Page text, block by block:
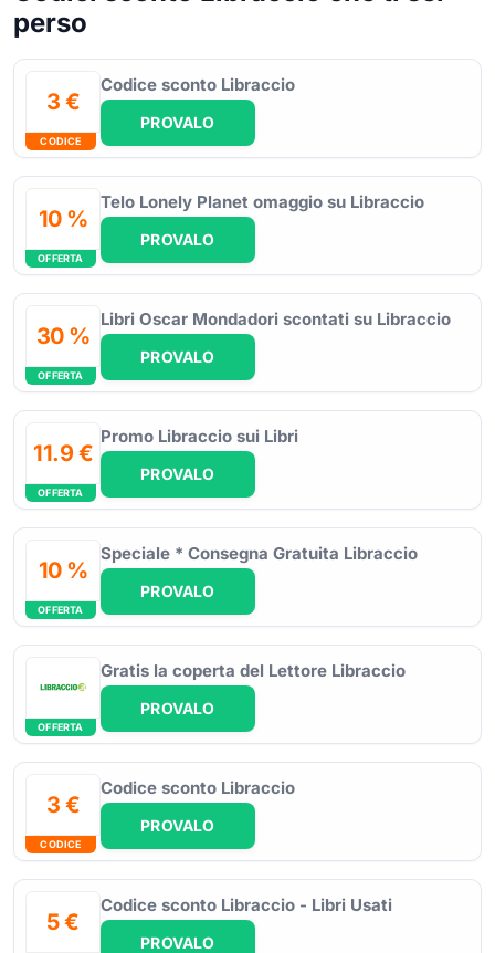
perso
3 €
CODICE
Codice sconto Libraccio
PROVALO
10 %
OFFERTA
Telo Lonely Planet omaggio su Libraccio
PROVALO
30 %
OFFERTA
Libri Oscar Mondadori scontati su Libraccio
PROVALO
11.9 €
OFFERTA
Promo Libraccio sui Libri
PROVALO
10 %
OFFERTA
Speciale * Consegna Gratuita Libraccio
PROVALO
OFFERTA
Gratis la coperta del Lettore Libraccio
PROVALO
3 €
CODICE
Codice sconto Libraccio
PROVALO
5 €
Codice sconto Libraccio - Libri Usati
PROVALO